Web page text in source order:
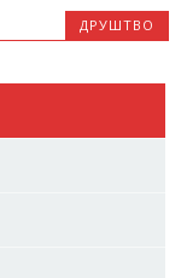
ДРУШТВО